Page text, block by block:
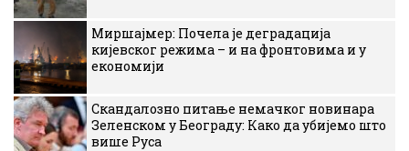
Миршајмер: Почела је деградација
кијевског режима – и на фронтовима и у
економији
Скандалозно питање немачког новинара
Зеленском у Београду: Како да убијемо што
више Руса